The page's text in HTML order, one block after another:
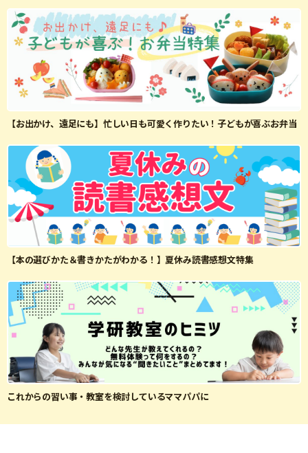
【お出かけ、遠足にも】忙しい日も可愛く作りたい！子どもが喜ぶお弁当
【本の選びかた＆書きかたがわかる！】夏休み読書感想文特集
これからの習い事・教室を検討しているママパパに